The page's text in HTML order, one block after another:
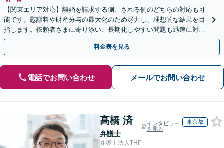
【関東エリア対応】離婚を請求する側、される側のどちらの対応も可
能です。慰謝料や財産分与の最大化のため尽力し、理想的な結果を目
指します。依頼者さまに寄り添い、長期化しやすい問題も迅速に対応
します【個室対応】
料金表を見る
電話でお問い合わせ メールでお問い合わせ
髙橋 済
弁護士
インタビュー
を見る
東京都
弁護士法人THP